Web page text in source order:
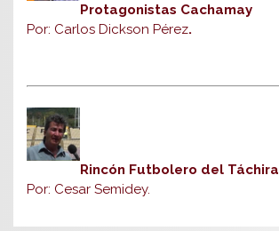
Protagonistas Cachamay
Por: Carlos Dickson Pérez.
Rincón Futbolero del Táchira
Por: Cesar Semidey.